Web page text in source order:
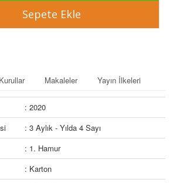
Kurullar Makaleler Yayın İlkeleri
: 2020
: 3 Aylık - Yılda 4 Sayı
: 1. Hamur
: Karton